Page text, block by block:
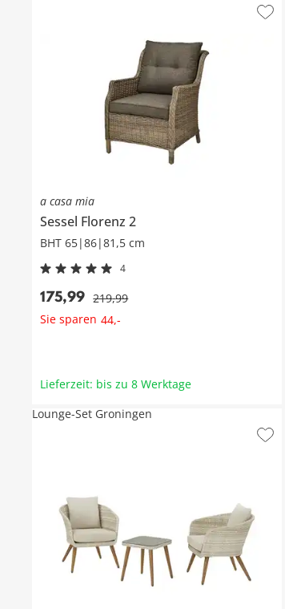
a casa mia
Sessel Florenz 2
BHT 65|86|81,5 cm
4
175,99 219,99
Sie sparen 44,-
Lieferzeit: bis zu 8 Werktage
Lounge-Set Groningen